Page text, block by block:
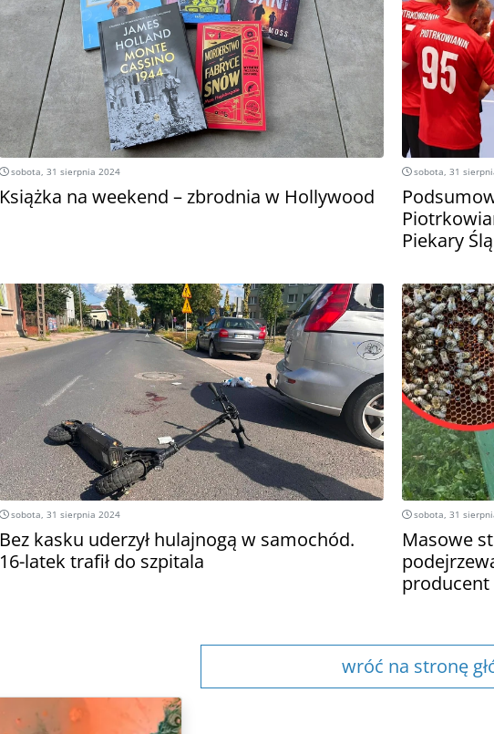
sobota, 31 sierpnia 2024
Książka na weekend – zbrodnia w Hollywood
sobota, 31
Piekary
sobota, 31 sierpnia 2024
Bez kasku uderzył hulajnogą w samochód.
16-latek trafił do szpitala
sobota, 31
Masowe
producent
wróć na stronę